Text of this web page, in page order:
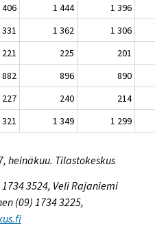
406 1 444 1 396
331 1 362
1 306
221 225
201
882 896
890
227 240
214
321 1 349 1 299
heinäkuu. Tilastokeskus
3524, Veli Rajaniemi
(09) 1734 3225,